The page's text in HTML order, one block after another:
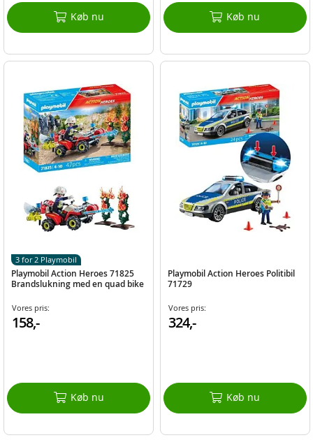
Køb nu Køb nu
Playmobil Action Heroes 71825
Brandslukning med en quad bike
Vores pris:
158,-
Køb nu
3 for 2 Playmobil
Playmobil Action Heroes Politibil
71729
Vores pris:
324,-
Køb nu